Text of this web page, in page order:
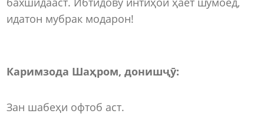
идатон мубрак модарон!
Каримзода Шаҳром, донишҷӯ:
Зан шабеҳи офтоб аст.